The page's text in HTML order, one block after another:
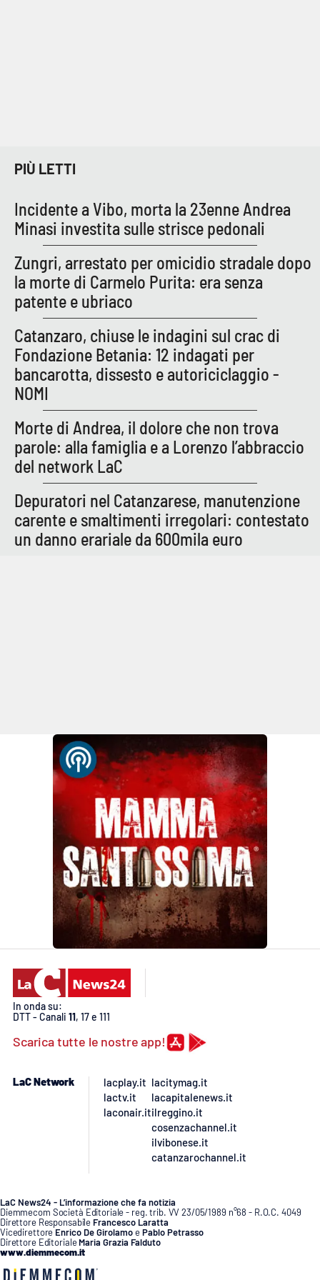
Vibo Valentia
Cosenza
Lamezia Terme
PROGETTI
Buona Sanità Calabria
CALABRIAVISIONE
Destinazioni
Eventi
Food
Lacitymag.it
Lacapitalenews.it
Ilreggino.it
Cosenzachannel.it
Ilvibonese.it
Catanzarochannel.it
APP
Android
PIÙ LETTI
Incidente a Vibo, morta la 23enne Andrea
Minasi investita sulle strisce pedonali
Zungri, arrestato per omicidio stradale dopo
la morte di Carmelo Purita: era senza
patente e ubriaco
Catanzaro, chiuse le indagini sul crac di
Fondazione Betania: 12 indagati per
bancarotta, dissesto e autoriciclaggio -
NOMI
Morte di Andrea, il dolore che non trova
parole: alla famiglia e a Lorenzo l’abbraccio
del network LaC
Depuratori nel Catanzarese, manutenzione
carente e smaltimenti irregolari: contestato
un danno erariale da 600mila euro
In onda su:
DTT - Canali 11, 17 e 111
Scarica tutte le nostre app!
LaC Network
lacplay.it
lactv.it
laconair.it
lacitymag.it
lacapitalenews.it
ilreggino.it
cosenzachannel.it
ilvibonese.it
catanzarochannel.it
LaC News24 - L’informazione che fa notizia
Diemmecom Società Editoriale - reg. trib. VV 23/05/1989 n°68 - R.O.C. 4049
Direttore Responsabile Francesco Laratta
Vicedirettore Enrico De GirolamoePablo Petrasso
Direttore Editoriale Maria Grazia Falduto
www.diemmecom.it